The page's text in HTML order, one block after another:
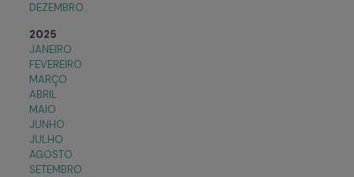
DEZEMBRO
2025
JANEIRO
FEVEREIRO
MARÇO
ABRIL
MAIO
JUNHO
JULHO
AGOSTO
SETEMBRO